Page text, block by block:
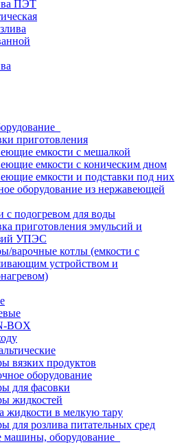
ПЭТ
приготовления
емкости с мешалкой
емкости с коническим дном
емкости и подставки под них
оборудование из нержавеющей
с подогревом для воды
приготовления эмульсий и
УПЭС
варочные котлы (емкости с
устройством и
BOX
вязких продуктов
оборудование
для фасовки
жидкостей
жидкости в мелкую тару
для розлива питательных сред
машины, оборудование